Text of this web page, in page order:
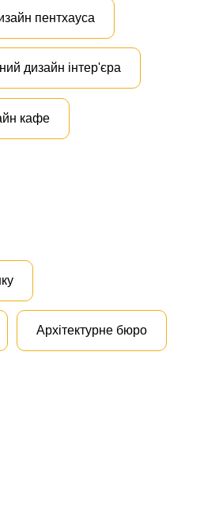
пентхауса
дизайн інтер'єра
кафе
Архітектурне бюро